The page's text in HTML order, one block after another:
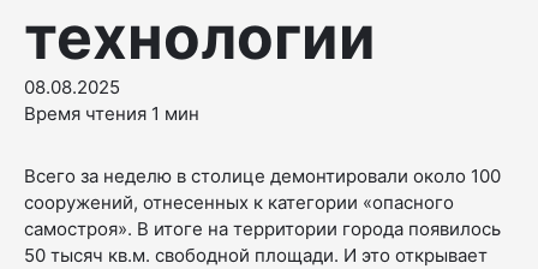
технологии
08.08.2025
Время чтения 1 мин
Всего за неделю в столице демонтировали около 100
сооружений, отнесенных к категории «опасного
самостроя». В итоге на территории города появилось
50 тысяч кв.м. свободной площади. И это открывает